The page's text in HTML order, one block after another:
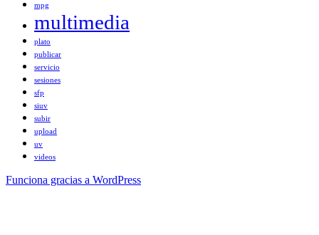
mpg
multimedia
plato
publicar
servicio
sesiones
sfp
siuv
subir
upload
uv
videos
Funciona gracias a WordPress